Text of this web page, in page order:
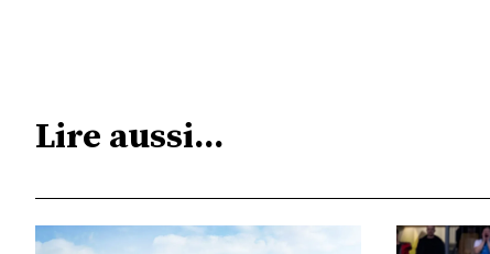
Lire aussi...